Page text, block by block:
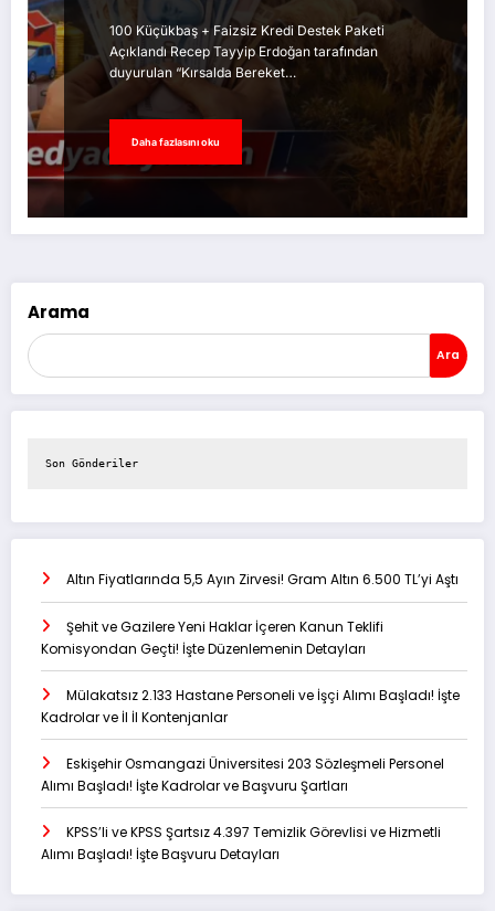
100 Küçükbaş + Faizsiz Kredi Destek Paketi
Açıklandı Recep Tayyip Erdoğan tarafından
duyurulan “Kırsalda Bereket…
Daha fazlasını oku
Arama
Ara
Son Gönderiler
Altın Fiyatlarında 5,5 Ayın Zirvesi! Gram Altın 6.500 TL’yi Aştı
Şehit ve Gazilere Yeni Haklar İçeren Kanun Teklifi
Komisyondan Geçti! İşte Düzenlemenin Detayları
Mülakatsız 2.133 Hastane Personeli ve İşçi Alımı Başladı! İşte
Kadrolar ve İl İl Kontenjanlar
Eskişehir Osmangazi Üniversitesi 203 Sözleşmeli Personel
Alımı Başladı! İşte Kadrolar ve Başvuru Şartları
KPSS’li ve KPSS Şartsız 4.397 Temizlik Görevlisi ve Hizmetli
Alımı Başladı! İşte Başvuru Detayları